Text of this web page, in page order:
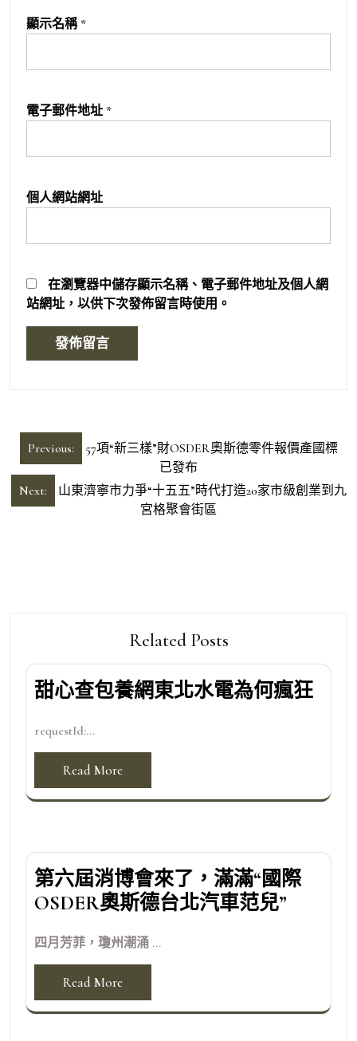
顯示名稱 *
電子郵件地址 *
個人網站網址
在瀏覽器中儲存顯示名稱、電子郵件地址及個人網
站網址，以供下次發佈留言時使用。
文
章
導
Previous:
57項“新三樣”財OSDER奧斯德零件報價產國標
已發布
Next:
山東濟寧市力爭“十五五”時代打造20家市級創業到九
宮格聚會街區
Related Posts
甜心查包養網東北水電為何瘋狂
requestId:...
Read More
第六屆消博會來了，滿滿“國際
OSDER奧斯德台北汽車范兒”
四月芳菲，瓊州潮涌 ...
Read More